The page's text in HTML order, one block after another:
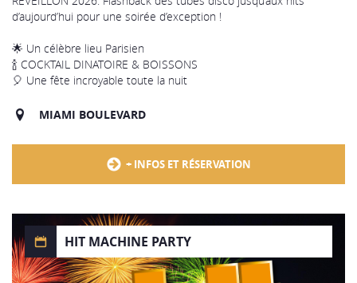
d’aujourd’hui pour une soirée d’exception !
🌟 Un célèbre lieu Parisien
🍾 COCKTAIL DINATOIRE & BOISSONS
🎈 Une fête incroyable toute la nuit
MIAMI BOULEVARD
+ INFOS ET RÉSERVATION
HIT MACHINE PARTY